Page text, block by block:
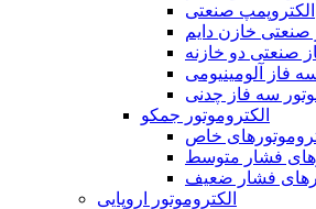
الکتروپمپ صنعتی
صنعتی خازن دایم
صنعتی دو خازنه
فاز آلومینیومی
سه فاز چدنی
الکتروموتور جمکو
خاص
الکتروموتور اروپایی